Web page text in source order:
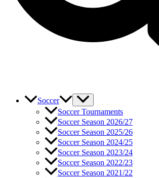
Soccer
Soccer Tournaments
Soccer Season 2026/27
Soccer Season 2025/26
Soccer Season 2024/25
Soccer Season 2023/24
Soccer Season 2022/23
Soccer Season 2021/22